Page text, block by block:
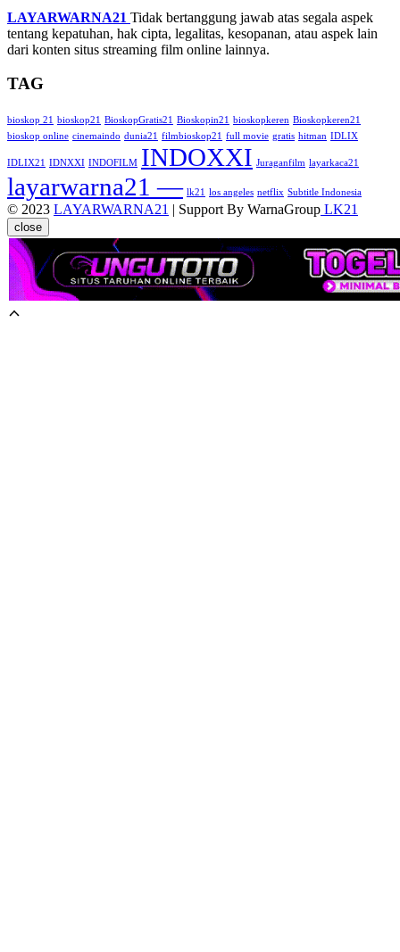
LAYARWARNA21 Tidak bertanggung jawab atas segala aspek
tentang kepatuhan, hak cipta, legalitas, kesopanan, atau aspek lain
dari konten situs streaming film online lainnya.
TAG
bioskop 21 bioskop21 BioskopGratis21 Bioskopin21 bioskopkeren Bioskopkeren21
bioskop online cinemaindo dunia21 filmbioskop21 full movie gratis hitman IDLIX
IDLIX21 IDNXXI INDOFILM INDOXXI Juraganfilm layarkaca21
layarwarna21 — lk21 los angeles netflix Subtitle Indonesia
© 2023 LAYARWARNA21 | Support By WarnaGroup LK21
close